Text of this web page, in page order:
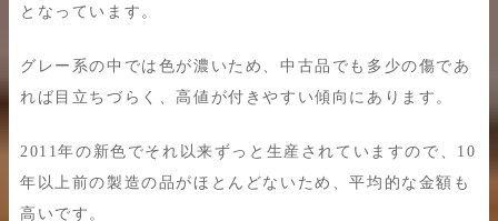
となっています。
グレー系の中では色が濃いため、中古品でも多少の傷であ
れば目立ちづらく、高値が付きやすい傾向にあります。
2011年の新色でそれ以来ずっと生産されていますので、10
年以上前の製造の品がほとんどないため、平均的な金額も
高いです。